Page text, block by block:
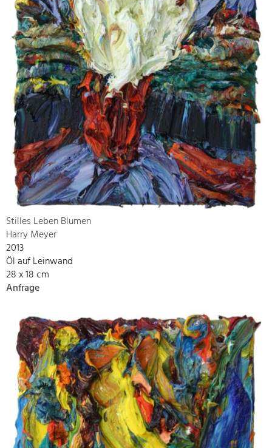
Stilles Leben Blumen
Harry Meyer
2013
Öl auf Leinwand
28 x 18 cm
Anfrage